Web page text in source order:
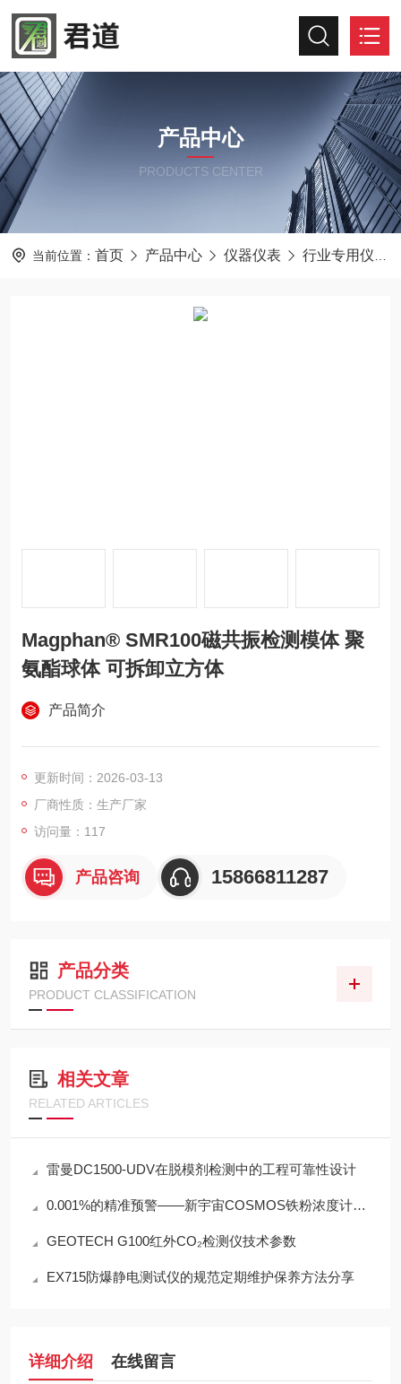
产品中心
PRODUCTS CENTER
当前位置： 首页 产品中心 仪器仪表 行业专用仪器仪表
Magphan® SMR100磁共振检测模体 聚
氨酯球体 可拆卸立方体
产品简介
更新时间：2026-03-13
厂商性质：生产厂家
访问量：117
产品咨询 15866811287
产品分类
PRODUCT CLASSIFICATION
相关文章
RELATED ARTICLES
雷曼DC1500-UDV在脱模剂检测中的工程可靠性设计
0.001%的精准预警——新宇宙COSMOS铁粉浓度计SDM-72守护齿轮箱健康
GEOTECH G100红外CO₂检测仪技术参数
EX715防爆静电测试仪的规范定期维护保养方法分享
详细介绍 在线留言